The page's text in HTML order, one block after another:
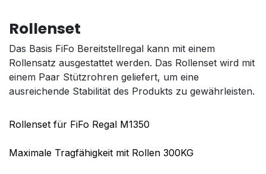
Rollenset
Das Basis FiFo Bereitstellregal kann mit einem
Rollensatz ausgestattet werden. Das Rollenset wird mit
einem Paar Stützrohren geliefert, um eine
ausreichende Stabilität des Produkts zu gewährleisten.
Rollenset für FiFo Regal M1350
Maximale Tragfähigkeit mit Rollen 300KG